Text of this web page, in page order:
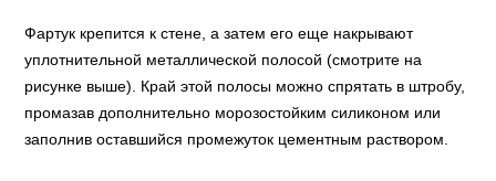
Фартук крепится к стене, а затем его еще накрывают
уплотнительной металлической полосой (смотрите на
рисунке выше). Край этой полосы можно спрятать в штробу,
промазав дополнительно морозостойким силиконом или
заполнив оставшийся промежуток цементным раствором.